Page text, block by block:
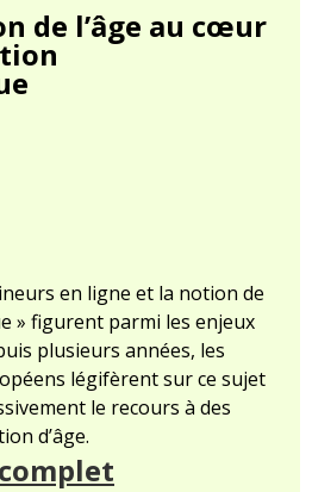
de l’âge au cœur
en ligne et la notion de
» figurent parmi les enjeux
plusieurs années, les
légifèrent sur ce sujet
le recours à des
d’âge.